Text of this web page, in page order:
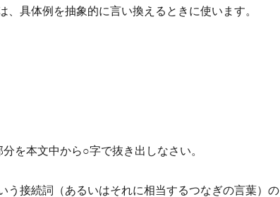
具体例を抽象的に言い換えるときに使います。
を本文中から○字で抜き出しなさい。
う接続詞（あるいはそれに相当するつなぎの言葉）の